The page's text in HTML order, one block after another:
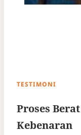
TESTIMONI
Proses
Kebenaran